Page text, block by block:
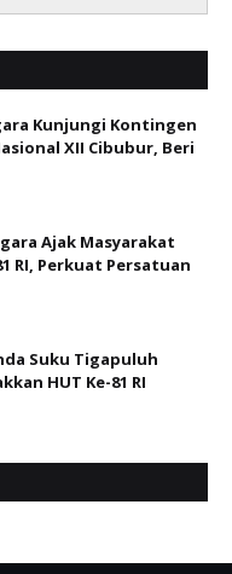
Kunjungi Kontingen
XII Cibubur, Beri
Ajak Masyarakat
RI, Perkuat Persatuan
Suku Tigapuluh
HUT Ke-81 RI